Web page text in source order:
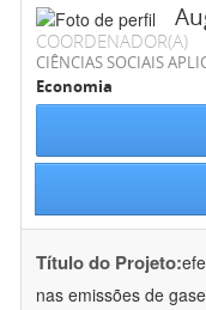
COORDENADOR(A)
CIÊNCIAS SOCIAIS
Economia
Título do Projeto:
nas emissões de